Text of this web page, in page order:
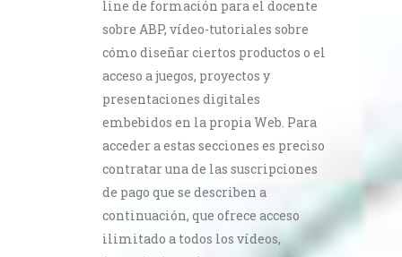
line de formación para el docente
sobre ABP, vídeo-tutoriales sobre
cómo diseñar ciertos productos o el
acceso a juegos, proyectos y
presentaciones digitales
embebidos en la propia Web. Para
acceder a estas secciones es preciso
contratar una de las suscripciones
de pago que se describen a
continuación, que ofrece acceso
ilimitado a todos los vídeos,